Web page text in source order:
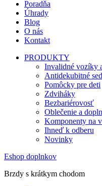
Poradňa
Úhrady
Blog
O nás
Kontakt
PRODUKTY
Invalidné vozíky
Antidekubitné
Pomôcky pre deti
Zdviháky
Bezbariérovosť
Oblečenie a
Komponenty na
Ihneď k odberu
Novinky
Eshop doplnkov
Brzdy s krátkym chodom